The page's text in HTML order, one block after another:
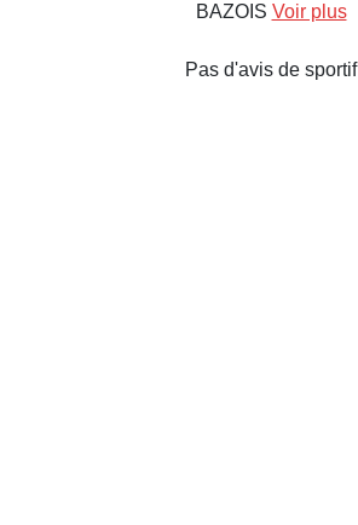
BAZOIS Voir plus
Pas d'avis de sportif